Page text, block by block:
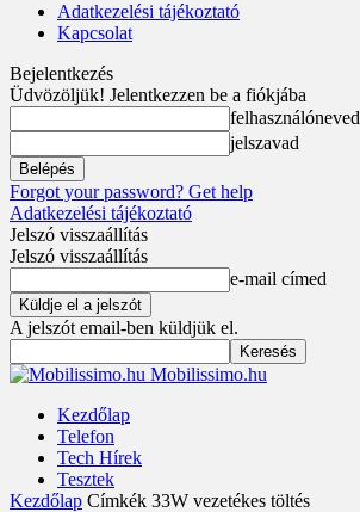
Adatkezelési tájékoztató
Kapcsolat
Bejelentkezés
Üdvözöljük! Jelentkezzen be a fiókjába
felhasználóneved
jelszavad
Forgot your password? Get help
Adatkezelési tájékoztató
Jelszó visszaállítás
Jelszó visszaállítás
e-mail címed
A jelszót email-ben küldjük el.
Mobilissimo.hu
Kezdőlap
Telefon
Tech Hírek
Tesztek
Kezdőlap Címkék 33W vezetékes töltés